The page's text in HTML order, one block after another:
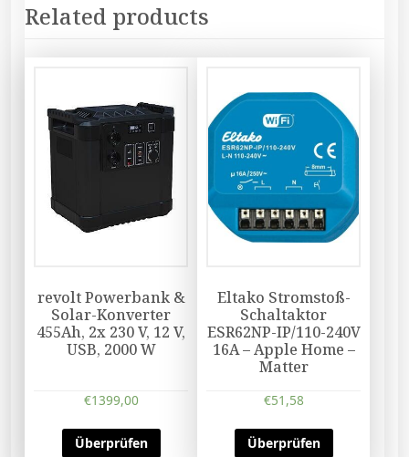
Related products
revolt Powerbank &
Solar-Konverter
455Ah, 2x 230 V, 12 V,
USB, 2000 W
€1399,00
Überprüfen
Eltako Stromstoß-
Schaltaktor
ESR62NP-IP/110-240V
16A – Apple Home –
Matter
€51,58
Überprüfen